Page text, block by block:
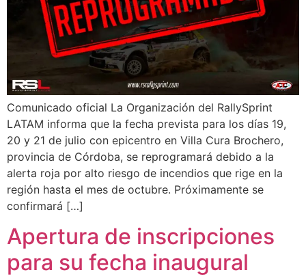
Comunicado oficial La Organización del RallySprint
LATAM informa que la fecha prevista para los días 19,
20 y 21 de julio con epicentro en Villa Cura Brochero,
provincia de Córdoba, se reprogramará debido a la
alerta roja por alto riesgo de incendios que rige en la
región hasta el mes de octubre. Próximamente se
confirmará […]
Apertura de inscripciones
para su fecha inaugural